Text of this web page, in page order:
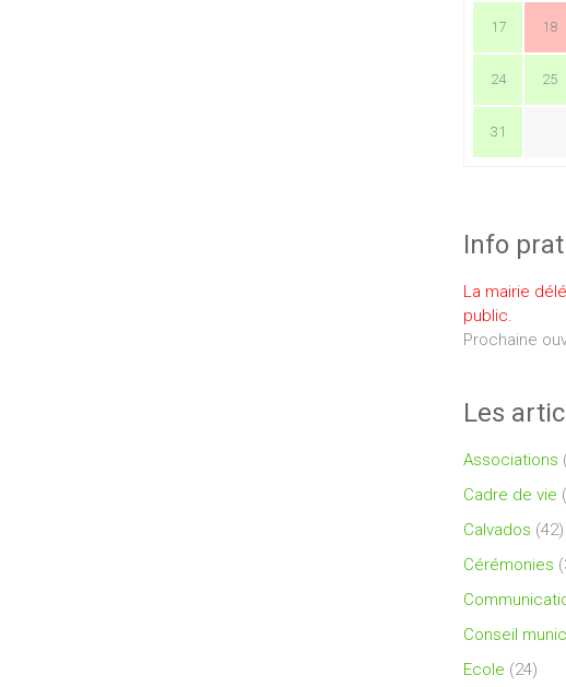
17 18
24 25
31
Info
La mairie
public.
Prochaine
Les
Associations
Cadre de vie
Calvados (42)
Cérémonies
Conseil
Ecole (24)